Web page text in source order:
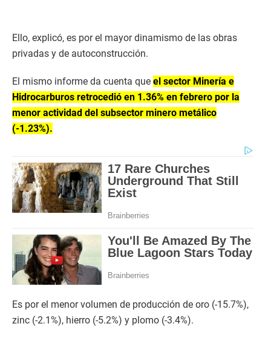
Ello, explicó, es por el mayor dinamismo de las obras
privadas y de autoconstrucción.
El mismo informe da cuenta que el sector Minería e
Hidrocarburos retrocedió en 1.36% en febrero por la
menor actividad del subsector minero metálico
(-1.23%).
Es por el menor volumen de producción de oro (-15.7%),
zinc (-2.1%), hierro (-5.2%) y plomo (-3.4%).